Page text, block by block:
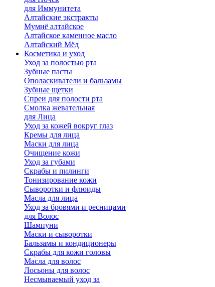
для Иммунитета
Алтайские экстракты
Мумиё алтайское
Алтайское каменное масло
Алтайский Мёд
Косметика и уход
Уход за полостью рта
Зубные пасты
Ополаскиватели и бальзамы
Зубные щетки
Спреи для полости рта
Смолка жевательная
для Лица
Уход за кожей вокруг глаз
Кремы для лица
Маски для лица
Очищение кожи
Уход за губами
Скрабы и пилинги
Тонизирование кожи
Сыворотки и флюиды
Масла для лица
Уход за бровями и ресницами
для Волос
Шампуни
Маски и сыворотки
Бальзамы и кондиционеры
Скрабы для кожи головы
Масла для волос
Лосьоны для волос
Несмываемый уход за